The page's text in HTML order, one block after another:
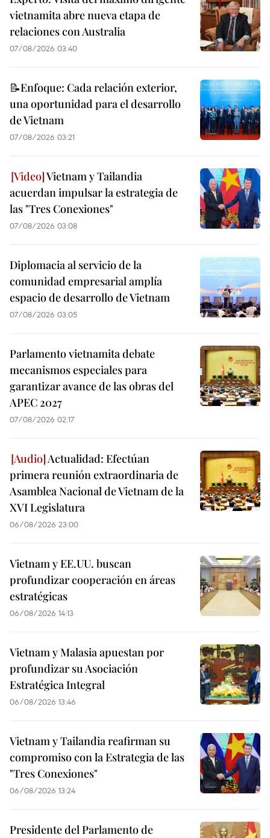
vietnamita abre nueva etapa de
relaciones con Australia
07/08/2026 03:40
📝Enfoque: Cada relación exterior,
una oportunidad para el desarrollo
de Vietnam
07/08/2026 03:21
Vietnam y Tailandia
acuerdan impulsar la estrategia de
las "Tres Conexiones"
07/08/2026 03:08
Diplomacia al servicio de la
comunidad empresarial amplía
espacio de desarrollo de Vietnam
07/08/2026 03:05
Parlamento vietnamita debate
mecanismos especiales para
garantizar avance de las obras del
APEC 2027
07/08/2026 02:17
Actualidad: Efectúan
primera reunión extraordinaria de
Asamblea Nacional de Vietnam de la
XVI Legislatura
06/08/2026 23:00
Vietnam y EE.UU. buscan
profundizar cooperación en áreas
estratégicas
06/08/2026 14:13
Vietnam y Malasia apuestan por
profundizar su Asociación
Estratégica Integral
06/08/2026 13:46
Vietnam y Tailandia reafirman su
compromiso con la Estrategia de las
"Tres Conexiones"
06/08/2026 13:24
Presidente del Parlamento de